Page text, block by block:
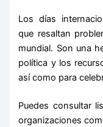
Los días
que resaltan
mundial. Son una
política y los
así como para
Puedes consultar
organizaciones